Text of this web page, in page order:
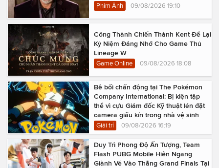
Phim Ảnh 09/08/2026 19:10
Công Thành Chiến Thành Kent Để Lại
Kỷ Niệm Đáng Nhớ Cho Game Thủ
Lineage W
Game Online 09/08/2026 18:08
Bê bối chấn động tại The Pokémon
Company International: Bị kiện tập
thể vì cựu Giám đốc Kỹ thuật lén đặt
camera giấu kín trong nhà vệ sinh
Giải trí 09/08/2026 16:19
Duy Trì Phong Độ Ấn Tượng, Team
Flash PUBG Mobile Hiên Ngang
Giành Vé Vào Thẳng Grand Finals Tại